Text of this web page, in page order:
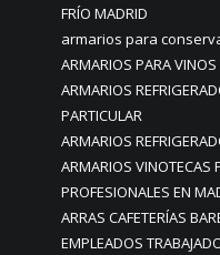
FRÍO MADRID
armarios para
ARMARIOS PARA
ARMARIOS
PARTICULAR
ARMARIOS
ARMARIOS VINOTECAS
PROFESIONALES EN
ARRAS CAFETERÍAS
EMPLEADOS